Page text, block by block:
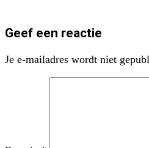
Geef een reactie
Je e-mailadres wordt niet